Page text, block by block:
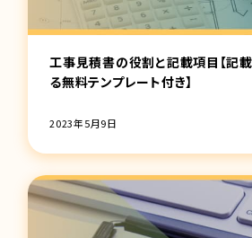
工事見積書の役割と記載項目【記
る無料テンプレート付き】
2023年5月9日